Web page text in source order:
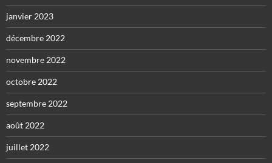
janvier 2023
décembre 2022
novembre 2022
octobre 2022
septembre 2022
août 2022
juillet 2022